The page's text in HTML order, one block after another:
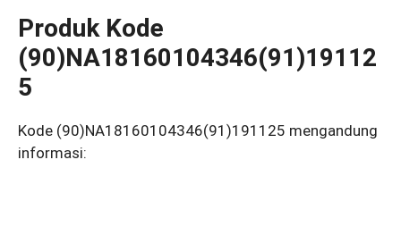
Produk Kode
(90)NA18160104346(91)19112
5
Kode (90)NA18160104346(91)191125 mengandung
informasi: